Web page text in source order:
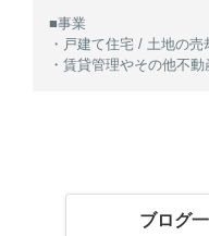
■事業
・戸建て住宅 / 土地の売
・賃貸管理やその他不
ブログ